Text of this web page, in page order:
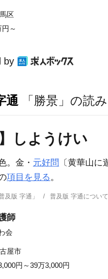
区
～
by
通 「勝景」の読
】しようけい
。金・ 元好問 〔黄華山
項目を見る。
及版 字通」 普及版 字通につ
師
会
屋市
円～39万3,000円